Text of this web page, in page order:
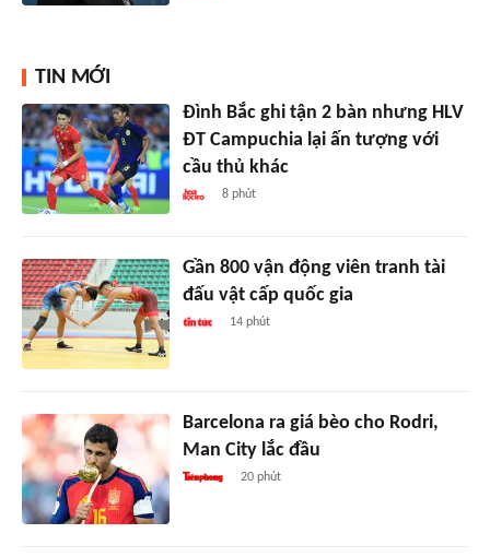
TIN MỚI
Đình Bắc ghi tận 2 bàn nhưng HLV
ĐT Campuchia lại ấn tượng với
cầu thủ khác
8 phút
Gần 800 vận động viên tranh tài
đấu vật cấp quốc gia
14 phút
Barcelona ra giá bèo cho Rodri,
Man City lắc đầu
20 phút